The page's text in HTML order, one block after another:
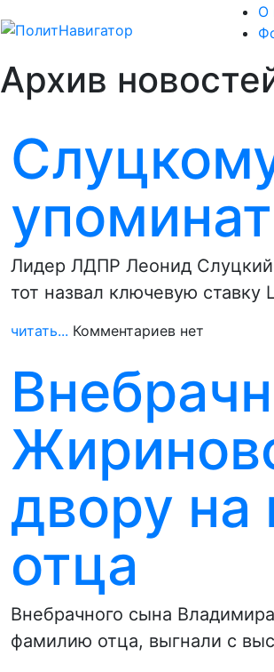
О
Архив
Лидер ЛДПР Леонид Слуцкий
тот назвал ключевую
читать... Комментариев нет
двору на
отца
Внебрачного сына
фамилию отца, выгнали с